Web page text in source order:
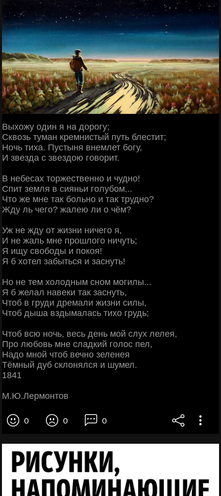
Выхожу один я на дорогу;
Сквозь туман кремнистый путь блестит;
Ночь тиха. Пустыня внемлет богу,
И звезда с звездою говорит.
В небесах торжественно и чудно!
Спит земля в сияньи голубом...
Что же мне так больно и так трудно?
Жду ль чего? жалею ли о чём?
Уж не жду от жизни ничего я,
И не жаль мне прошлого ничуть;
Я ищу свободы и покоя!
Я б хотел забыться и заснуть!
Но не тем холодным сном могилы...
Я б желал навеки так заснуть,
Чтоб в груди дремали жизни силы,
Чтоб дыша вздымалась тихо грудь;
Чтоб всю ночь, весь день мой слух лелея,
Про любовь мне сладкий голос пел,
Надо мной чтоб вечно зеленея
Тёмный дуб склонялся и шумел.
1841
М.Ю.Лермонтов
0 0 0